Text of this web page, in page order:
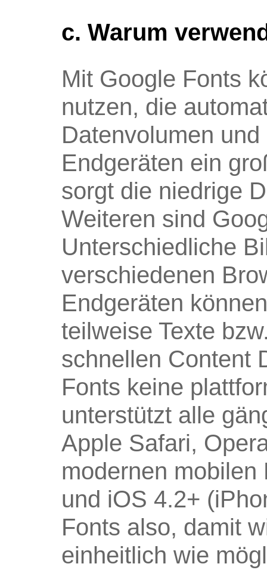
c. Warum
Mit Google Fonts
nutzen, die
Datenvolumen
Endgeräten ein
sorgt die niedrige
Weiteren sind
Unterschiedliche
verschiedenen
Endgeräten
teilweise Texte
schnellen Content
Fonts keine
unterstützt alle
Apple Safari,
modernen
und iOS 4.2+
Fonts also, damit
einheitlich wie